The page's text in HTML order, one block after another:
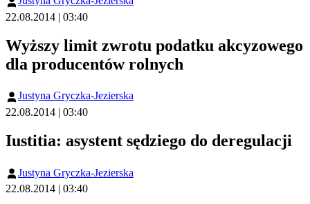
22.08.2014 | 03:40
Wyższy limit zwrotu podatku akcyzowego
dla producentów rolnych
Justyna Gryczka-Jezierska
22.08.2014 | 03:40
Iustitia: asystent sędziego do deregulacji
Justyna Gryczka-Jezierska
22.08.2014 | 03:40